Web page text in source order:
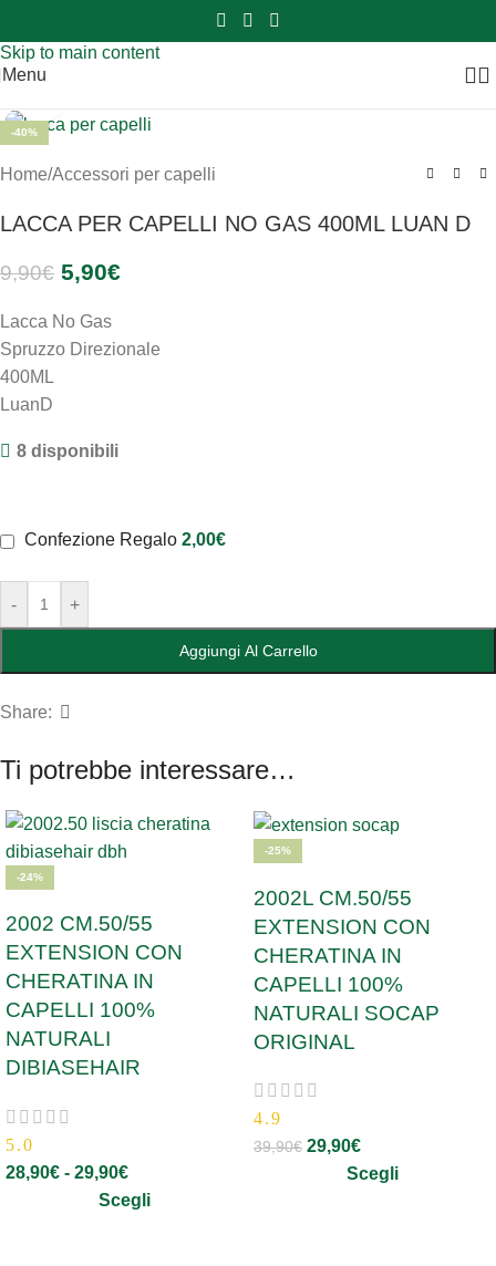
Skip to main content
Sei hai domande contattaci 📲3341056025 - 3886572748
Menu
-40%
Home/Accessori per capelli
LACCA PER CAPELLI NO GAS 400ML LUAN D
9,90€ 5,90€
Lacca No Gas
Spruzzo Direzionale
400ML
LuanD
8 disponibili
- +
Aggiungi Al Carrello
Confezione Regalo 2,00€
Share:
Ti potrebbe interessare…
-24%
2002 CM.50/55
EXTENSION CON
CHERATINA IN
CAPELLI 100%
NATURALI
DIBIASEHAIR
5.0
28,90€ - 29,90€
Scegli
-25%
2002L CM.50/55
EXTENSION CON
CHERATINA IN
CAPELLI 100%
NATURALI SOCAP
ORIGINAL
4.9
39,90€ 29,90€
Scegli